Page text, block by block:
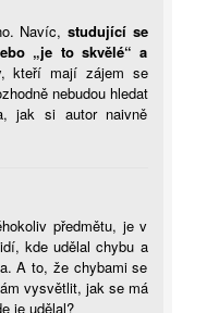
Navíc, studující se
„je to skvělé“ a
kteří mají zájem se
nebudou hledat
jak si autor naivně
předmětu, je v
kde udělal chybu a
A to, že chybami se
vysvětlit, jak se má
je udělal?
prosadil do čela
za Motoristy.
stal Jaromír Špaček, jehož
části Tomáš Kratochvíl.
za Motoristy. Podle
zakázat sociální sítě,